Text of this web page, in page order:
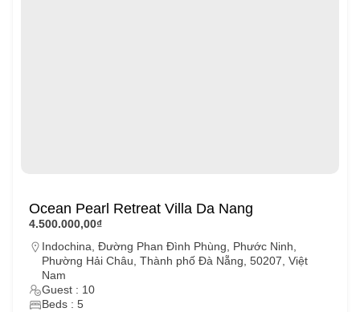
Ocean Pearl Retreat Villa Da Nang
4.500.000,00₫
Indochina, Đường Phan Đình Phùng, Phước Ninh,
Phường Hải Châu, Thành phố Đà Nẵng, 50207, Việt
Nam
Guest : 10
Beds : 5